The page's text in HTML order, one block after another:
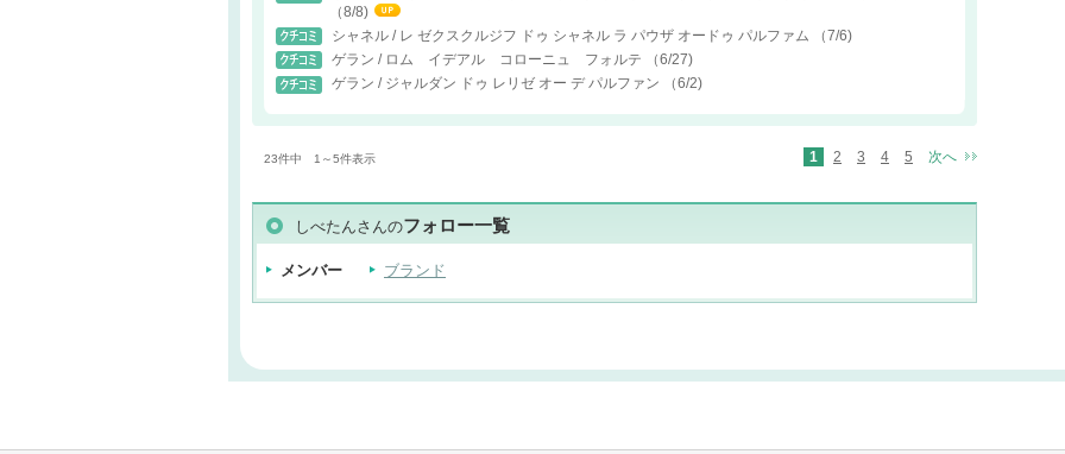
（8/8)
シャネル / レ ゼクスクルジフ ドゥ シャネル ラ パウザ オードゥ パルファム
（7/6)
ゲラン / ロム イデアル コローニュ フォルテ
（6/27)
ゲラン / ジャルダン ドゥ レリゼ オー デ パルファン
（6/2)
23件中 1～5件表示 1 2 3 4 5 次へ
しべたんさんのフォロー一覧
メンバー ブランド